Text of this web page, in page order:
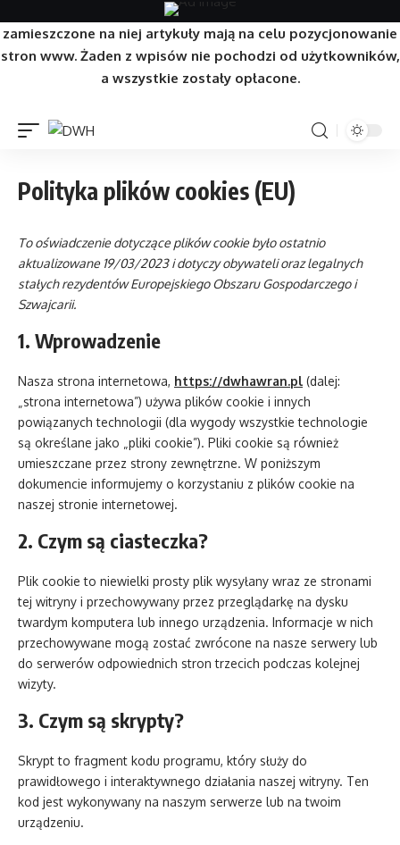
Strona/Blog w całości ma charakter reklamowy, a
zamieszczone na niej artykuły mają na celu pozycjonowanie
stron www. Żaden z wpisów nie pochodzi od użytkowników,
a wszystkie zostały opłacone.
Polityka plików cookies (EU)
To oświadczenie dotyczące plików cookie było ostatnio
aktualizowane 19/03/2023 i dotyczy obywateli oraz legalnych
stałych rezydentów Europejskiego Obszaru Gospodarczego i
Szwajcarii.
1. Wprowadzenie
Nasza strona internetowa, https://dwhawran.pl (dalej:
„strona internetowa”) używa plików cookie i innych
powiązanych technologii (dla wygody wszystkie technologie
są określane jako „pliki cookie”). Pliki cookie są również
umieszczane przez strony zewnętrzne. W poniższym
dokumencie informujemy o korzystaniu z plików cookie na
naszej stronie internetowej.
2. Czym są ciasteczka?
Plik cookie to niewielki prosty plik wysyłany wraz ze stronami
tej witryny i przechowywany przez przeglądarkę na dysku
twardym komputera lub innego urządzenia. Informacje w nich
przechowywane mogą zostać zwrócone na nasze serwery lub
do serwerów odpowiednich stron trzecich podczas kolejnej
wizyty.
3. Czym są skrypty?
Skrypt to fragment kodu programu, który służy do
prawidłowego i interaktywnego działania naszej witryny. Ten
kod jest wykonywany na naszym serwerze lub na twoim
urządzeniu.